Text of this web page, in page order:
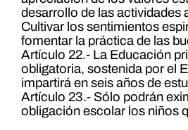
desarrollo de las actividades
Cultivar los sentimientos
fomentar la práctica de las
Artículo 22.- La Educación
obligatoria, sostenida por el
impartirá en seis años de
Artículo 23.- Sólo podrán
obligación escolar los niños